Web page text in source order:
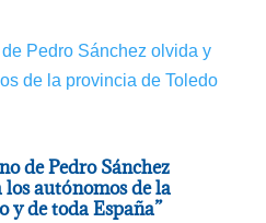
de Pedro Sánchez
autónomos de la
y de toda España”